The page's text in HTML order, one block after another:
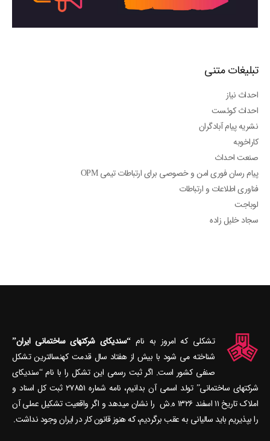
تبلیغات متنی
احداث نیاز
احداث کوئست
نشریه پیام آبادگران
کاراخوبه
صنعت احداث
پیام رسان فوری امن و خصوصی برای ارتباطات تیمی OPM
فناوری اطلاعات و ارتباطات
لوباجت
سجاد خلیل زاده
تشکلی که امروز به نام“سندیکای شرکتهای ساختمانی ایران”
شناخته می‎ شود با بیش از هفتاد سال قدمت کهنسال‎ترین تشکل
صنفی کشور است. اگر ثبت رسمی این تشکل را با نام “سندیکای
شرکتهای ساختمانی” تولد اسمی آن بدانیم، نامه شماره ۲۷۸۵۱ ثبت کل اسناد و
املاک تاریخ ۱۱ اسفند ۱۳۲۶ ه.ش را نشان می‎دهد و اگر واقعیت تشکیل عملی آن
را بپذیریم باید سالیانی به عقب برگردیم، که هنوز قانون کار در ایران وجود نداشت.